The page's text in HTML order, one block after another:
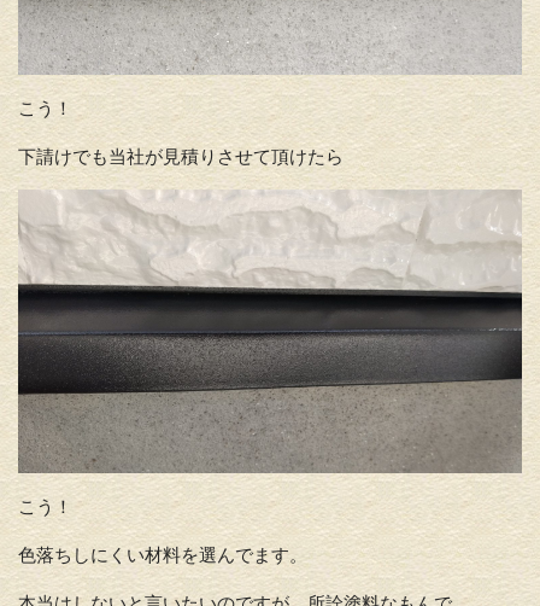
こう！
下請けでも当社が見積りさせて頂けたら
こう！
色落ちしにくい材料を選んでます。